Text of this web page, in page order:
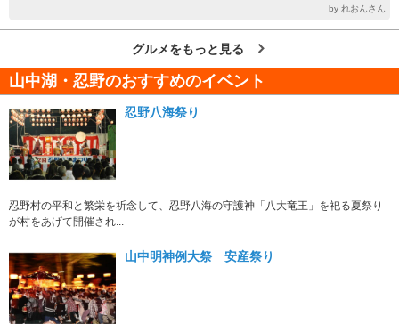
by れおんさん
グルメをもっと見る
山中湖・忍野のおすすめのイベント
忍野八海祭り
忍野村の平和と繁栄を祈念して、忍野八海の守護神「八大竜王」を祀る夏祭り
が村をあげて開催され...
山中明神例大祭 安産祭り